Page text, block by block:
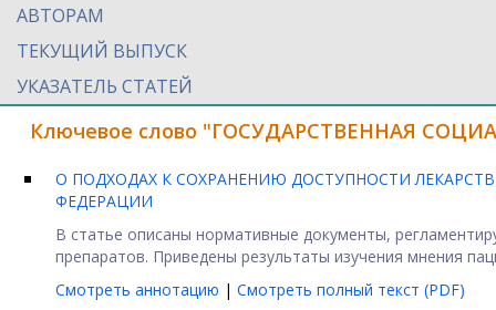
АВТОРАМ
ТЕКУЩИЙ ВЫПУСК
УКАЗАТЕЛЬ СТАТЕЙ
Ключевое слово "ГОСУДАРСТВЕННАЯ
О ПОДХОДАХ К СОХРАНЕНИЮ ДОСТУПНОСТИ
ФЕДЕРАЦИИ
В статье описаны нормативные документы,
препаратов. Приведены результаты изучения мнения
Смотреть аннотацию | Смотреть полный текст (PDF)